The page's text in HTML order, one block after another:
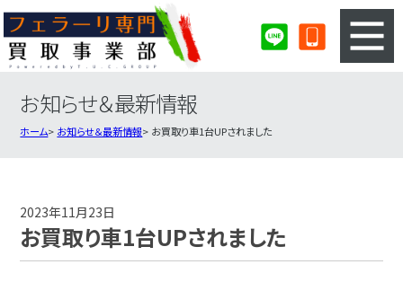
3ステップのカンタン査定
フェラーリ買取実績
お知らせ＆最新情報
ホーム お知らせ＆最新情報 お買取り車1台UPされました
2023年11月23日
お買取り車1台UPされました